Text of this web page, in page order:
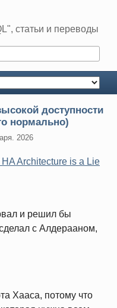
статьи и переводы
доступности
нормально)
2026
Architecture is a Lie
и решил бы
с Алдерааном,
Хааса, потому что